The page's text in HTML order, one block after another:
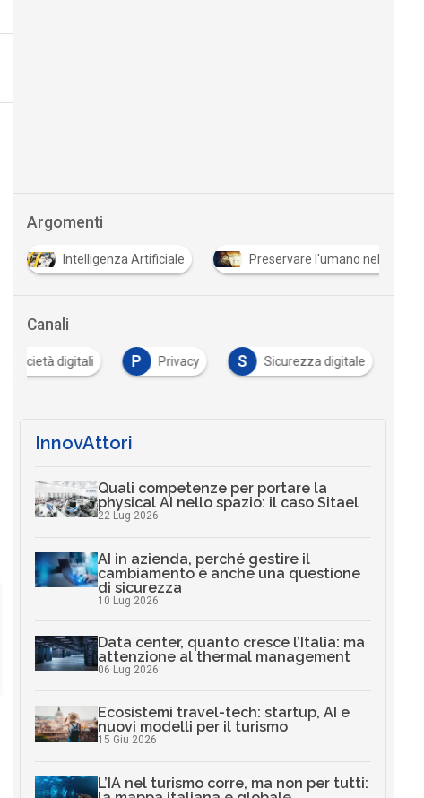
Argomenti
Preservare l'umano nella società digitale T Tutto su
Canali
e società digitali P Privacy S Sicurezza digitale
InnovAttori
Quali competenze per portare la
physical AI nello spazio: il caso Sitael
22 Lug 2026
AI in azienda, perché gestire il
cambiamento è anche una questione
di sicurezza
10 Lug 2026
Data center, quanto cresce l’Italia: ma
attenzione al thermal management
06 Lug 2026
Ecosistemi travel-tech: startup, AI e
nuovi modelli per il turismo
15 Giu 2026
L’IA nel turismo corre, ma non per tutti: